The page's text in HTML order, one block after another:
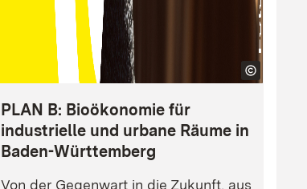
PLAN B: Bioökonomie für
industrielle und urbane Räume in
Baden-Württemberg
Von der Gegenwart in die Zukunft, aus